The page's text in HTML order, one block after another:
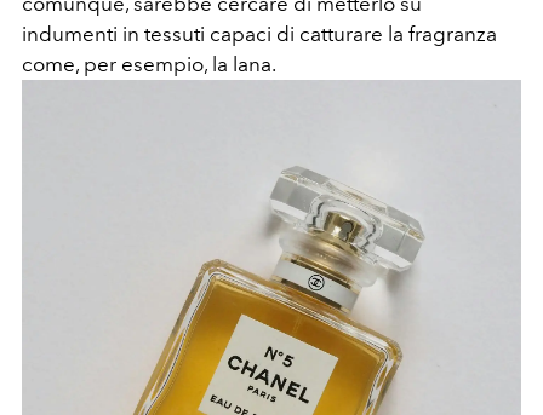
indumenti in tessuti capaci di catturare la fragranza
come, per esempio, la lana.